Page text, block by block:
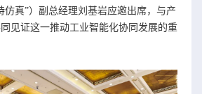
仿真”）副总经理刘基岩应邀出席，与产
见证这一推动工业智能化协同发展的重